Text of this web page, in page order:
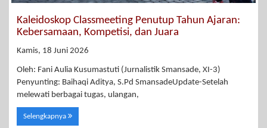
Kaleidoskop Classmeeting Penutup Tahun Ajaran:
Kebersamaan, Kompetisi, dan Juara
Kamis, 18 Juni 2026
Oleh: Fani Aulia Kusumastuti (Jurnalistik Smansade, XI-3)
Penyunting: Baihaqi Aditya, S.Pd SmansadeUpdate-Setelah
melewati berbagai tugas, ulangan,
Selengkapnya